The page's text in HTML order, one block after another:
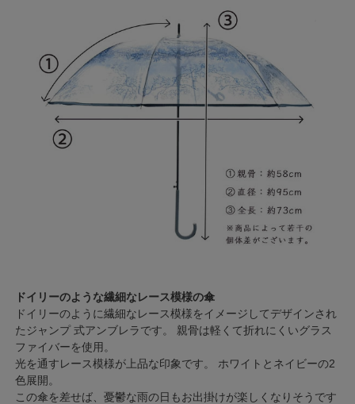
ドイリーのような繊細なレース模様の傘
ドイリーのように繊細なレース模様をイメージしてデザインされ
たジャンプ 式アンブレラです。 親骨は軽くて折れにくいグラス
ファイバーを使用。
光を通すレース模様が上品な印象です。 ホワイトとネイビーの2
色展開。
この傘を差せば、憂鬱な雨の日もお出掛けが楽しくなりそうです